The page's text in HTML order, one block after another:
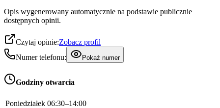
Opis wygenerowany automatycznie na podstawie publicznie
dostępnych opinii.
Czytaj opinie:Zobacz profil
Numer telefonu:
Pokaż numer
Godziny otwarcia
Poniedziałek 06:30–14:00